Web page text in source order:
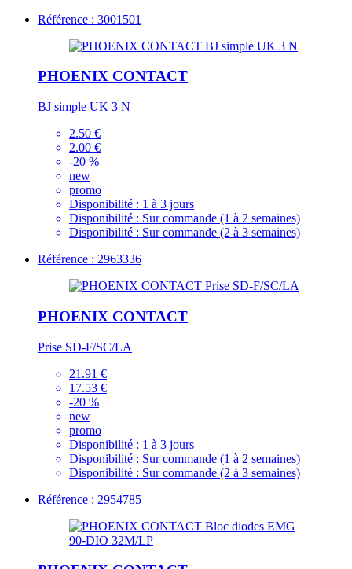
Référence : 3001501
PHOENIX CONTACT
BJ simple UK 3 N
2.50 €
2.00 €
-20 %
new
promo
Disponibilité : 1 à 3 jours
Disponibilité : Sur commande (1 à 2 semaines)
Disponibilité : Sur commande (2 à 3 semaines)
Référence : 2963336
PHOENIX CONTACT
Prise SD-F/SC/LA
21.91 €
17.53 €
-20 %
new
promo
Disponibilité : 1 à 3 jours
Disponibilité : Sur commande (1 à 2 semaines)
Disponibilité : Sur commande (2 à 3 semaines)
Référence : 2954785